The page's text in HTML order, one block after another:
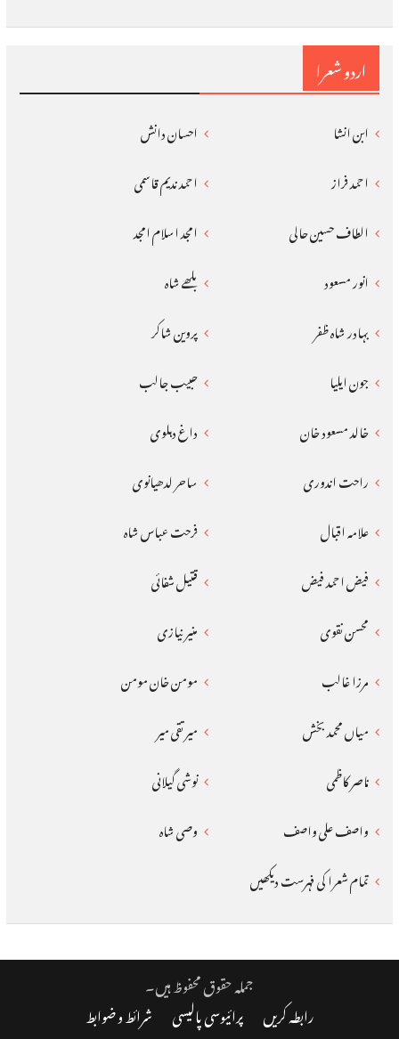
اردو شعرا
ابن انشا
احسان دانش
احمد فراز
احمد ندیم قاسمی
الطاف حسین حالی
امجد اسلام امجد
انور مسعود
بلھے شاہ
بہادر شاہ ظفر
پروین شاکر
جون ایلیا
حبیب جالب
خالد مسعود خان
داغ دہلوی
راحت اندوری
ساحر لدھیانوی
علامہ اقبال
فرحت عباس شاہ
فیض احمد فیض
قتیل شفائی
محسن نقوی
منیر نیازی
مرزا غالب
مومن خان مومن
میاں محمد بخش
میر تقی میر
ناصر کاظمی
نوشی گیلانی
واصف علی واصف
وصی شاہ
تمام شعرا کی فہرست دیکھیں
جملہ حقوق محفوظ ہیں۔
رابطہ کریں پرائیوسی پالیسی شرائط و ضوابط